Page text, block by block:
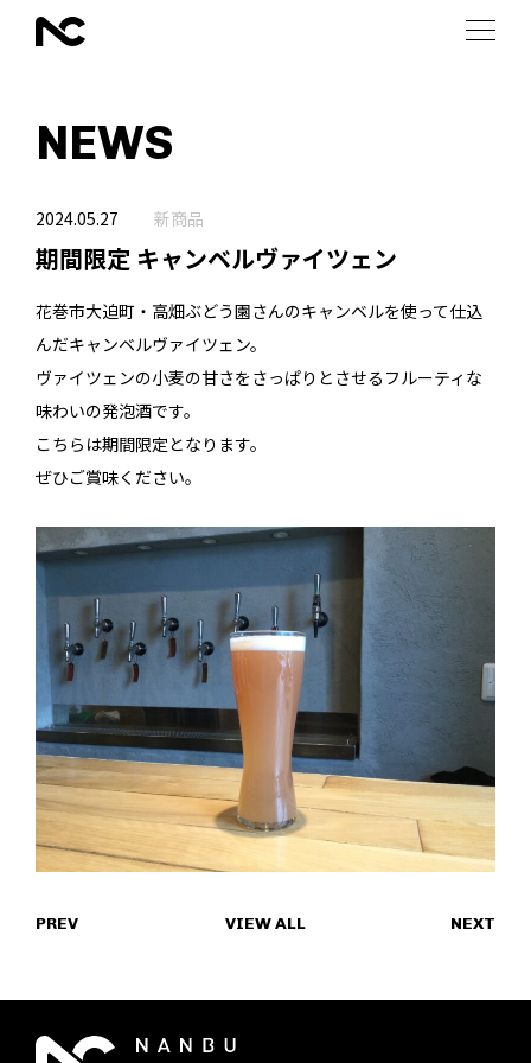
NEWS
2024.05.27 新商品
期間限定 キャンベルヴァイツェン
花巻市大迫町・高畑ぶどう園さんのキャンベルを使って仕込
んだキャンベルヴァイツェン。
ヴァイツェンの小麦の甘さをさっぱりとさせるフルーティな
味わいの発泡酒です。
こちらは期間限定となります。
ぜひご賞味ください。
PREV VIEW ALL NEXT